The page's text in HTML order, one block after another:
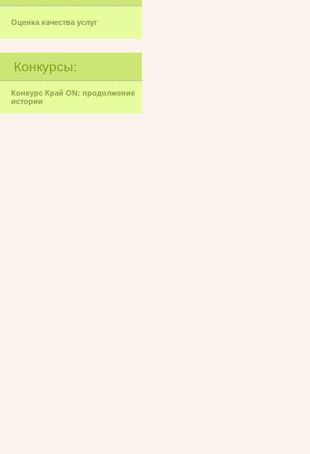
Оценка качества услуг
Конкурсы:
Конкурс Край ON: продолжение
истории